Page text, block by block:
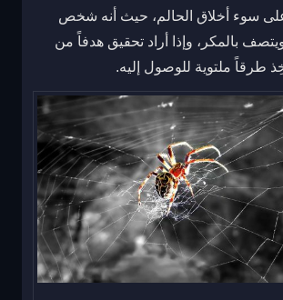
سوء أخلاق الحالم، حيث أنه شخص
بالمكر، وإذا أراد تحقيق هدفاً من
طرقاً ملتوية للوصول إليه.